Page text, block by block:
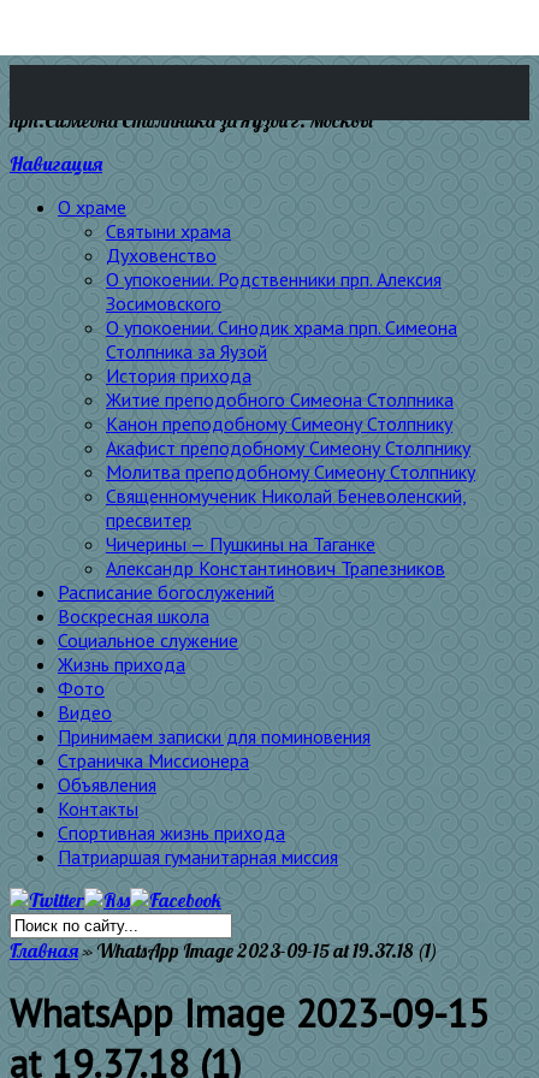
прп.Симеона Столпника за Яузой г. Москвы
Навигация
О храме
Святыни храма
Духовенство
О упокоении. Родственники прп. Алексия
Зосимовского
О упокоении. Синодик храма прп. Симеона
Столпника за Яузой
История прихода
Житие преподобного Симеона Столпника
Канон преподобному Симеону Столпнику
Акафист преподобному Симеону Столпнику
Молитва преподобному Симеону Столпнику
Священномученик Николай Беневоленский,
пресвитер
Чичерины — Пушкины на Таганке
Александр Константинович Трапезников
Расписание богослужений
Воскресная школа
Социальное служение
Жизнь прихода
Фото
Видео
Принимаем записки для поминовения
Страничка Миссионера
Объявления
Контакты
Спортивная жизнь прихода
Патриаршая гуманитарная миссия
Главная» WhatsApp Image 2023-09-15 at 19.37.18 (1)
WhatsApp Image 2023-09-15
at 19.37.18 (1)